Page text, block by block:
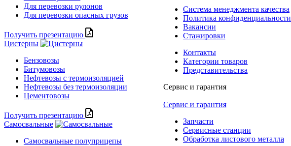
Для перевозки рулонов
Для перевозки опасных грузов
Получить презентацию
Цистерны
Бензовозы
Битумовозы
Нефтевозы с термоизоляцией
Нефтевозы без термоизоляции
Цементовозы
Получить презентацию
Самосвальные
Самосвальные полуприцепы
Система менеджмента качества
Политика конфиденциальности
Вакансии
Стажировки
Контакты
Категории товаров
Представительства
Сервис и гарантия
Сервис и гарантия
Запчасти
Сервисные станции
Обработка листового металла